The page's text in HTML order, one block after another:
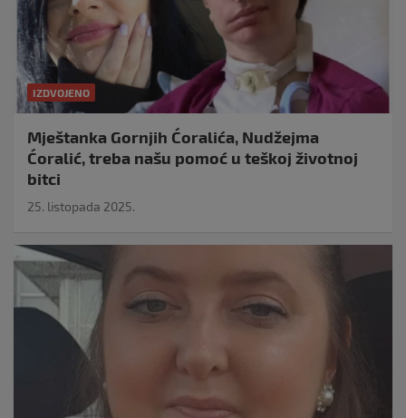
IZDVOJENO
Mještanka Gornjih Ćoralića, Nudžejma
Ćoralić, treba našu pomoć u teškoj životnoj
bitci
25. listopada 2025.